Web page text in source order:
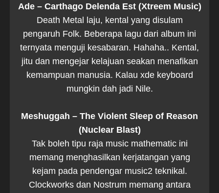
Ade – Carthago Delenda Est (Xtreem Music)
Death Metal laju, kental yang disulam
pengaruh Folk. Beberapa lagu dari album ini
ternyata menguji kesabaran. Hahaha.. Kental,
jitu dan mengejar kelajuan seakan menafikan
kemampuan manusia. Kalau xde keyboard
mungkin dah jadi Nile.
Meshuggah – The Violent Sleep of Reason
(Nuclear Blast)
Tak boleh tipu raja music mathematic ini
memang menghasilkan kerjatangan yang
kejam pada pendengar music2 teknikal.
Clockworks dan Nostrum memang antara